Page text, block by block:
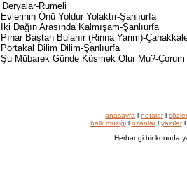
Deryalar-Rumeli
Evlerinin Önü Yoldur Yolaktır-Şanlıurfa
İki Dağın Arasında Kalmışam-Şanlıurfa
Pınar Baştan Bulanır (Rinna Yarim)-
Portakal Dilim Dilim-Şanlıurfa
Şu Mübarek Günde Küsmek Olur Mu?-Çorum
anasayfa l notalarl sözler
halk müziğil ozanlarl yazılarl
Herhangi bir konuda